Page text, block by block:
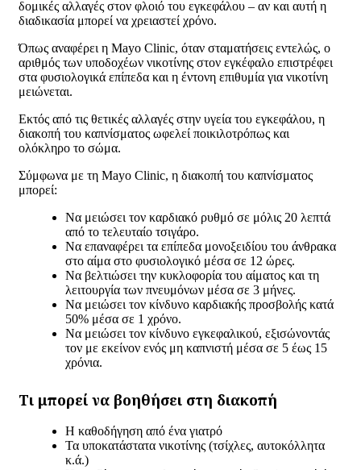
δομικές αλλαγές στον φλοιό του εγκεφάλου – αν και αυτή η
διαδικασία μπορεί να χρειαστεί χρόνο.
Όπως αναφέρει η Mayo Clinic, όταν σταματήσεις εντελώς, ο
αριθμός των υποδοχέων νικοτίνης στον εγκέφαλο επιστρέφει
στα φυσιολογικά επίπεδα και η έντονη επιθυμία για νικοτίνη
μειώνεται.
Εκτός από τις θετικές αλλαγές στην υγεία του εγκεφάλου, η
διακοπή του καπνίσματος ωφελεί ποικιλοτρόπως και
ολόκληρο το σώμα.
Σύμφωνα με τη Mayo Clinic, η διακοπή του καπνίσματος
μπορεί:
Να μειώσει τον καρδιακό ρυθμό σε μόλις 20 λεπτά
από το τελευταίο τσιγάρο.
Να επαναφέρει τα επίπεδα μονοξειδίου του άνθρακα
στο αίμα στο φυσιολογικό μέσα σε 12 ώρες.
Να βελτιώσει την κυκλοφορία του αίματος και τη
λειτουργία των πνευμόνων μέσα σε 3 μήνες.
Να μειώσει τον κίνδυνο καρδιακής προσβολής κατά
50% μέσα σε 1 χρόνο.
Να μειώσει τον κίνδυνο εγκεφαλικού, εξισώνοντάς
τον με εκείνον ενός μη καπνιστή μέσα σε 5 έως 15
χρόνια.
Τι μπορεί να βοηθήσει στη διακοπή
Η καθοδήγηση από ένα γιατρό
Τα υποκατάστατα νικοτίνης (τσίχλες, αυτοκόλλητα
κ.ά.)